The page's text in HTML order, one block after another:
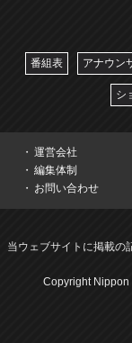
番組表 アナウン
シ
運営会社
編集体制
お問い合わせ
当ウェブサイトに掲載の
Copyright Nippon